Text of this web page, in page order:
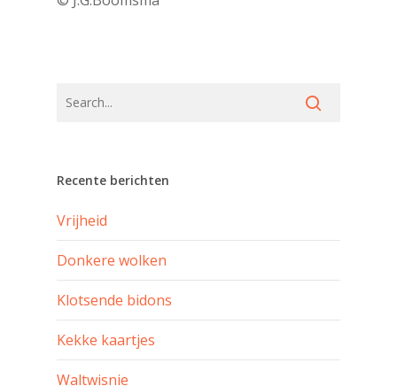
Recente berichten
Vrijheid
Donkere wolken
Klotsende bidons
Kekke kaartjes
Waltwisnie